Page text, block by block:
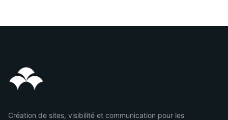
Création de sites, visibilité et communication pour les